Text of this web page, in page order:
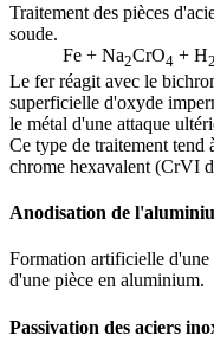
Traitement des pièces
soude.
Fe + Na2CrO4 + H2
Le fer réagit avec le
superficielle d'oxyde
le métal d'une attaque
Ce type de traitement tend
chrome hexavalent (CrVI
Anodisation de
Formation artificielle d'une
d'une pièce en aluminium.
Passivation des aciers